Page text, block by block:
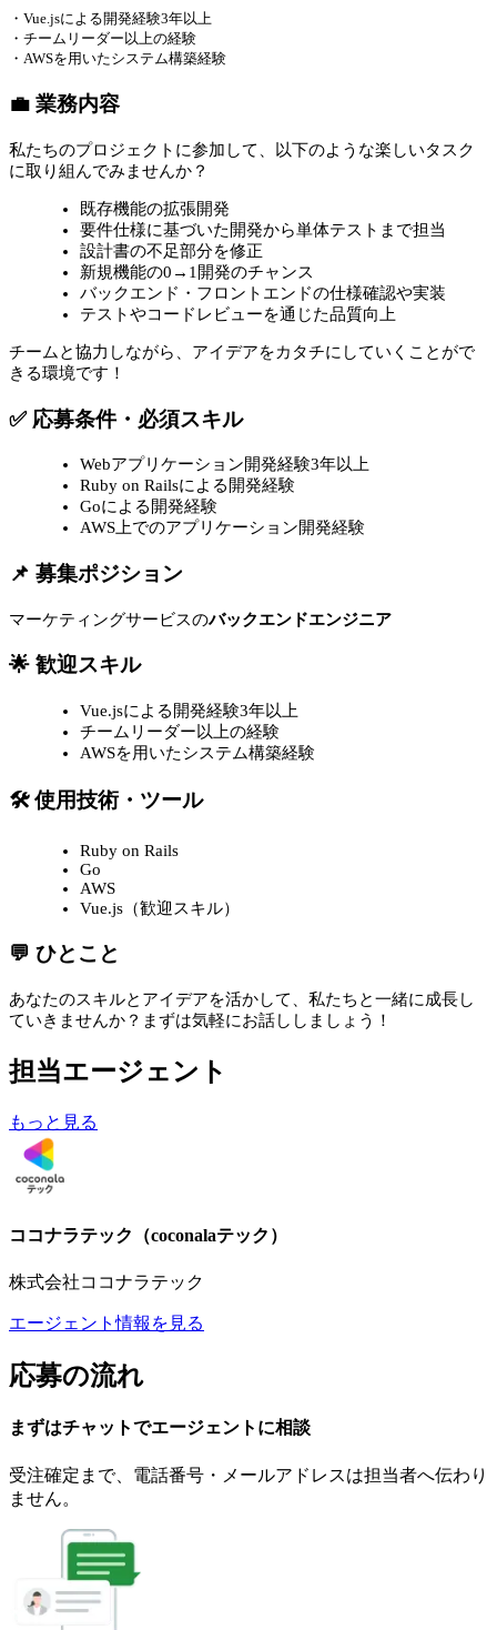
・Vue.jsによる開発経験3年以上
・チームリーダー以上の経験
・AWSを用いたシステム構築経験
💼 業務内容
私たちのプロジェクトに参加して、以下のような楽しいタスク
に取り組んでみませんか？
既存機能の拡張開発
要件仕様に基づいた開発から単体テストまで担当
設計書の不足部分を修正
新規機能の0→1開発のチャンス
バックエンド・フロントエンドの仕様確認や実装
テストやコードレビューを通じた品質向上
チームと協力しながら、アイデアをカタチにしていくことがで
きる環境です！
✅ 応募条件・必須スキル
Webアプリケーション開発経験3年以上
Ruby on Railsによる開発経験
Goによる開発経験
AWS上でのアプリケーション開発経験
📌 募集ポジション
マーケティングサービスのバックエンドエンジニア
🌟 歓迎スキル
Vue.jsによる開発経験3年以上
チームリーダー以上の経験
AWSを用いたシステム構築経験
🛠 使用技術・ツール
Ruby on Rails
Go
AWS
Vue.js（歓迎スキル）
💬 ひとこと
あなたのスキルとアイデアを活かして、私たちと一緒に成長し
ていきませんか？まずは気軽にお話ししましょう！
担当エージェント
もっと見る
ココナラテック（coconalaテック）
株式会社ココナラテック
エージェント情報を見る
応募の流れ
まずはチャットでエージェント に相談
受注確定まで、 電話番号・メールアドレスは担当者へ伝わり
ません。